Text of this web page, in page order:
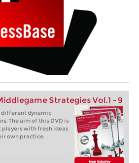
Strategies Vol.1 - 9
different dynamic
The aim of this DVD is
with fresh ideas
own practice.